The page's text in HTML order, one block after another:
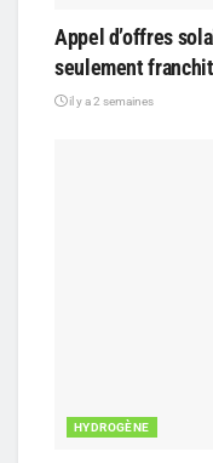
Appel d’offres
seulement
il y a 2 semaines
HYDROGÈNE